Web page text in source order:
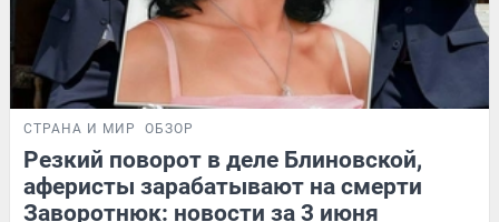
СТРАНА И МИР ОБЗОР
Резкий поворот в деле Блиновской,
аферисты зарабатывают на смерти
Заворотнюк: новости за 3 июня